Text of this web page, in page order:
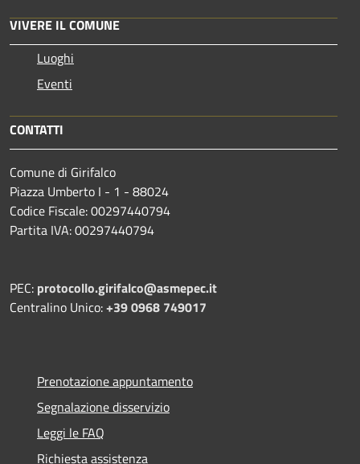
VIVERE IL COMUNE
Luoghi
Eventi
CONTATTI
Comune di Girifalco
Piazza Umberto I - 1 - 88024
Codice Fiscale: 00297440794
Partita IVA: 00297440794
PEC: protocollo.girifalco@asmepec.it
Centralino Unico:+39 0968 749017
Prenotazione appuntamento
Segnalazione disservizio
Leggi le FAQ
Richiesta assistenza